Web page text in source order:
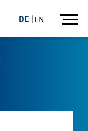
DE EN